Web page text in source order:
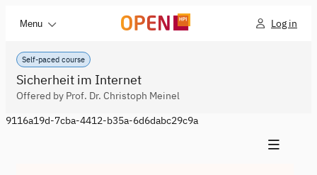
Menu Log in
Self-paced course
Sicherheit im Internet
Offered by Prof. Dr. Christoph Meinel
9116a19d-7cba-4412-b35a-6d6dabc29c9a